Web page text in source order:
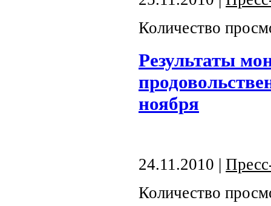
Количество
Результаты
ноября
24.11.2010 |
Количество